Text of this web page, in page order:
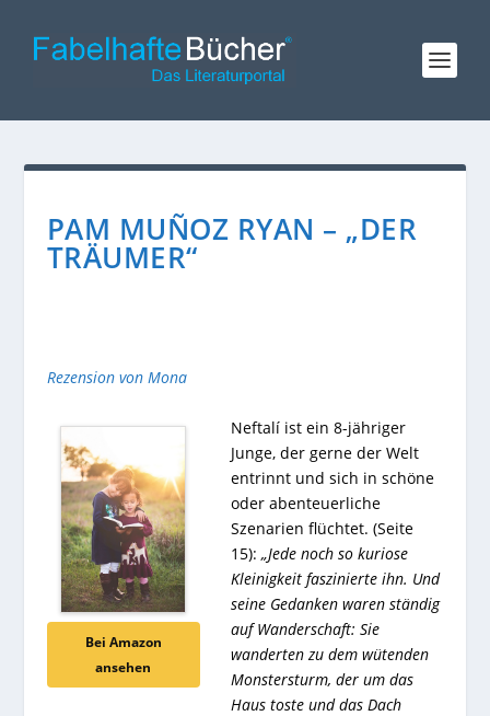
PAM MUÑOZ RYAN – „DER
TRÄUMER“
Rezension von Mona
Bei Amazon
ansehen
Neftalí ist ein 8-jähriger
Junge, der gerne der Welt
entrinnt und sich in schöne
oder abenteuerliche
Szenarien flüchtet. (Seite
15): „Jede noch so kuriose
Kleinigkeit faszinierte ihn. Und
seine Gedanken waren ständig
auf Wanderschaft: Sie
wanderten zu dem wütenden
Monstersturm, der um das
Haus toste und das Dach